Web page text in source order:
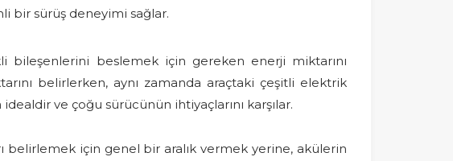
bir sürüş deneyimi sağlar.
bileşenlerini beslemek için gereken enerji miktarını
belirlerken, aynı zamanda araçtaki çeşitli elektrik
ve çoğu sürücünün ihtiyaçlarını karşılar.
belirlemek için genel bir aralık vermek yerine, akülerin